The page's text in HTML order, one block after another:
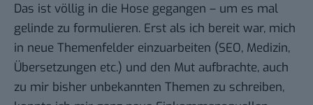
Das ist völlig in die Hose gegangen – um es mal
gelinde zu formulieren. Erst als ich bereit war, mich
in neue Themenfelder einzuarbeiten (SEO, Medizin,
Übersetzungen etc.) und den Mut aufbrachte, auch
zu mir bisher unbekannten Themen zu schreiben,